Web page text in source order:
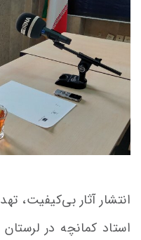
انتشار آثار بی‌کیفیت،
استاد کمانچه در